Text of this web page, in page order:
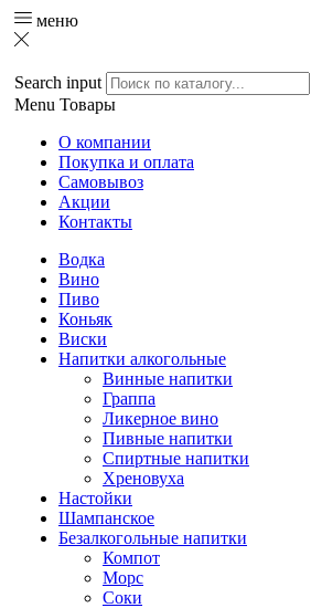
меню
Search input
Menu Товары
О компании
Покупка и оплата
Самовывоз
Акции
Контакты
Водка
Вино
Пиво
Коньяк
Виски
Напитки алкогольные
Винные напитки
Граппа
Ликерное вино
Пивные напитки
Спиртные напитки
Хреновуха
Настойки
Шампанское
Безалкогольные напитки
Компот
Морс
Соки